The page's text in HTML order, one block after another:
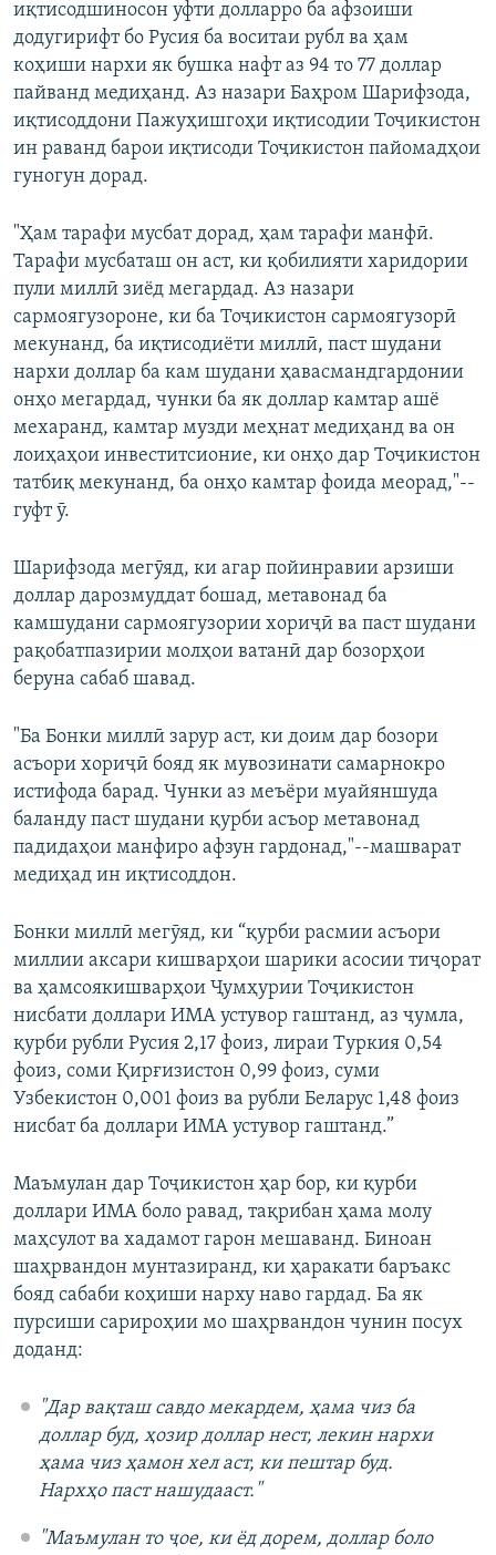
иқтисодшиносон уфти долларро ба афзоиши
додугирифт бо Русия ба воситаи рубл ва ҳам
коҳиши нархи як бушка нафт аз 94 то 77 доллар
пайванд медиҳанд. Аз назари Баҳром Шарифзода,
иқтисоддони Пажуҳишгоҳи иқтисодии Тоҷикистон
ин раванд барои иқтисоди Тоҷикистон пайомадҳои
гуногун дорад.
"Ҳам тарафи мусбат дорад, ҳам тарафи манфӣ.
Тарафи мусбаташ он аст, ки қобилияти харидории
пули миллӣ зиёд мегардад. Аз назари
сармоягузороне, ки ба Тоҷикистон сармоягузорӣ
мекунанд, ба иқтисодиёти миллӣ, паст шудани
нархи доллар ба кам шудани ҳавасмандгардонии
онҳо мегардад, чунки ба як доллар камтар ашё
мехаранд, камтар музди меҳнат медиҳанд ва он
лоиҳаҳои инвеститсионие, ки онҳо дар Тоҷикистон
татбиқ мекунанд, ба онҳо камтар фоида меорад,"--
гуфт ӯ.
Шарифзода мегӯяд, ки агар пойинравии арзиши
доллар дарозмуддат бошад, метавонад ба
камшудани сармоягузории хориҷӣ ва паст шудани
рақобатпазирии молҳои ватанӣ дар бозорҳои
беруна сабаб шавад.
"Ба Бонки миллӣ зарур аст, ки доим дар бозори
асъори хориҷӣ бояд як мувозинати самарнокро
истифода барад. Чунки аз меъёри муайяншуда
баланду паст шудани қурби асъор метавонад
падидаҳои манфиро афзун гардонад,"--машварат
медиҳад ин иқтисоддон.
Бонки миллӣ мегӯяд, ки “қурби расмии асъори
миллии аксари кишварҳои шарики асосии тиҷорат
ва ҳамсоякишварҳои Ҷумҳурии Тоҷикистон
нисбати доллари ИМА устувор гаштанд, аз ҷумла,
қурби рубли Русия 2,17 фоиз, лираи Туркия 0,54
фоиз, соми Қирғизистон 0,99 фоиз, суми
Узбекистон 0,001 фоиз ва рубли Беларус 1,48 фоиз
нисбат ба доллари ИМА устувор гаштанд.”
Маъмулан дар Тоҷикистон ҳар бор, ки қурби
доллари ИМА боло равад, тақрибан ҳама молу
маҳсулот ва хадамот гарон мешаванд. Биноан
шаҳрвандон мунтазиранд, ки ҳаракати баръакс
бояд сабаби коҳиши нарху наво гардад. Ба як
пурсиши сарироҳии мо шаҳрвандон чунин посух
доданд:
"Дар вақташ савдо мекардем, ҳама чиз ба
доллар буд, ҳозир доллар нест, лекин нархи
ҳама чиз ҳамон хел аст, ки пештар буд.
Нархҳо паст нашудааст."
"Маъмулан то ҷое, ки ёд дорем, доллар боло